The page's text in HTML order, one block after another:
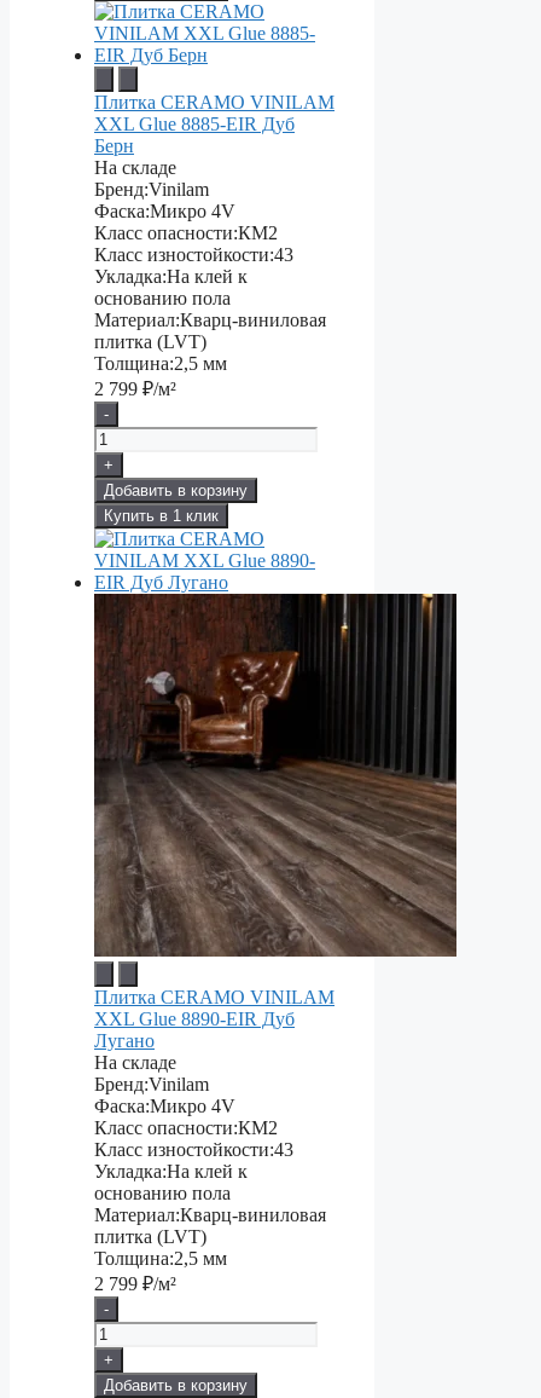
Плитка CERAMO VINILAM
XXL Glue 8885-EIR Дуб
Берн
На складе
Бренд:Vinilam
Фаска:Микро 4V
Класс опасности:КМ2
Класс изностойкости:43
Укладка:На клей к
основанию пола
Материал:Кварц-виниловая
плитка (LVT)
Толщина:2,5 мм
2 799 ₽/м²
-
+
Добавить в корзину
Купить в 1 клик
Плитка CERAMO VINILAM
XXL Glue 8890-EIR Дуб
Лугано
На складе
Бренд:Vinilam
Фаска:Микро 4V
Класс опасности:КМ2
Класс изностойкости:43
Укладка:На клей к
основанию пола
Материал:Кварц-виниловая
плитка (LVT)
Толщина:2,5 мм
2 799 ₽/м²
-
+
Добавить в корзину